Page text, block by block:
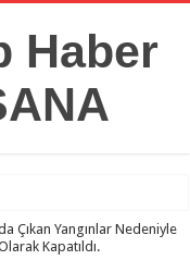
Milli Savunma
Çıkan Yangınlar Nedeniyle
Kapatıldı.